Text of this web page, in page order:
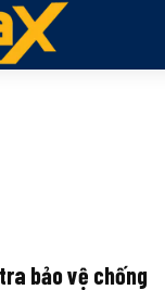
bảo vệ chống